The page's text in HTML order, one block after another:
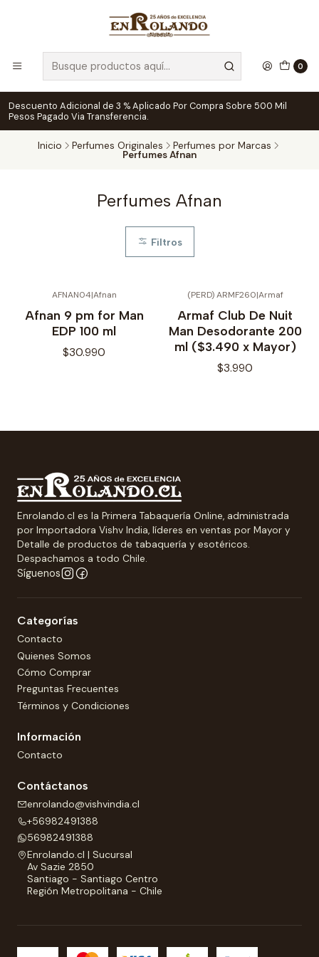
0
Descuento Adicional de 3 % Aplicado Por Compra Sobre 500 Mil
Pesos Pagado Via Transferencia.
Inicio Perfumes Originales Perfumes por Marcas
Perfumes Afnan
Perfumes Afnan
Filtros
AFNAN04|Afnan
Afnan 9 pm for Man
EDP 100 ml
$30.990
(PERD) ARMF260|Armaf
Armaf Club De Nuit
Man Desodorante 200
ml ($3.490 x Mayor)
$3.990
Enrolando.cl es la Primera Tabaquería Online, administrada
por Importadora Vishv India, líderes en ventas por Mayor y
Detalle de productos de tabaquería y esotéricos.
Despachamos a todo Chile.
Síguenos
Categorías
Contacto
Quienes Somos
Cómo Comprar
Preguntas Frecuentes
Términos y Condiciones
Información
Contacto
Contáctanos
enrolando@vishvindia.cl
+56982491388
56982491388
Enrolando.cl | Sucursal
Av Sazie 2850
Santiago - Santiago Centro
Región Metropolitana - Chile